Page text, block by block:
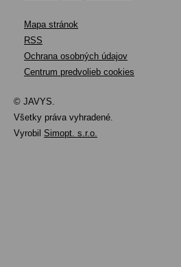
Mapa stránok
RSS
Ochrana osobných údajov
Centrum predvolieb cookies
© JAVYS.
Všetky práva vyhradené.
Vyrobil Simopt. s.r.o.